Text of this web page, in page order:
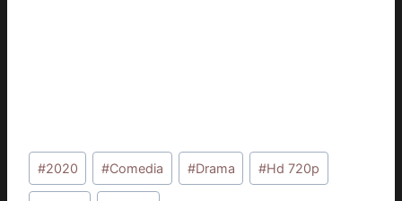
Etiquetas
de
#2020 #Comedia #Drama #Hd 720p